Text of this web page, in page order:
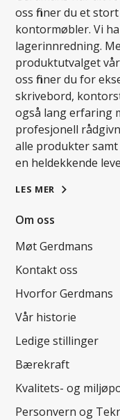
oss finner du et
kontormøbler. Vi
lagerinnredning.
produktutvalget
oss finner du for
skrivebord,
også lang erfaring
profesjonell
alle produkter
en heldekkende
LES MER
Om oss
Møt Gerdmans
Kontakt oss
Hvorfor Gerdmans
Vår historie
Ledige stillinger
Bærekraft
Kvalitets- og
Personvern og